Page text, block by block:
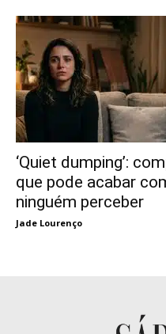
‘Quiet dumping’:
que pode acabar
ninguém perceber
Jade Lourenço